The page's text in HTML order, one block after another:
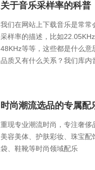
关于音乐采样率的科普
我们在网站上下载音乐是常常
采样率的描述，比如
48KHz等等，这些都是什么意
品质又有什么关系？我们库内
时尚潮流选品的专属配
重现专业潮流时尚，专注奢侈
美容美体、护肤彩妆、珠宝配
袋、鞋靴等时尚领域配乐